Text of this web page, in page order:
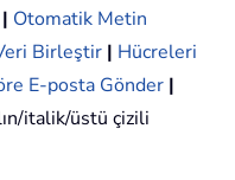
| Otomatik Metin
Birleştir | Hücreleri
E-posta Gönder |
italik/üstü çizili